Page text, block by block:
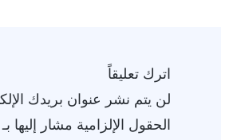
اترك تعليقاً
لن يتم نشر عنوان بريدك
الحقول الإلزامية مشار إليها بـ